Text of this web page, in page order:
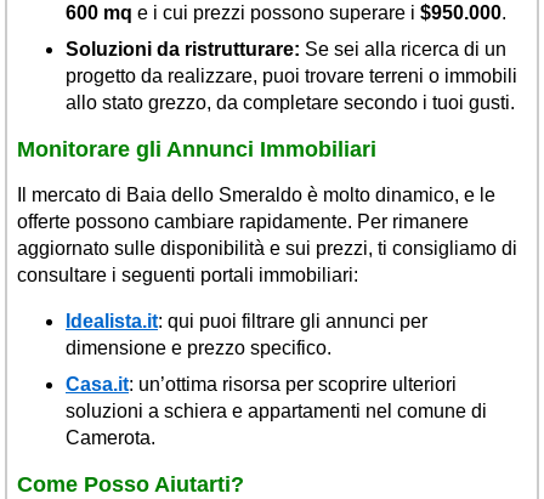
600 mq e i cui prezzi possono superare i $950.000.
Soluzioni da ristrutturare: Se sei alla ricerca di un
progetto da realizzare, puoi trovare terreni o immobili
allo stato grezzo, da completare secondo i tuoi gusti.
Monitorare gli Annunci Immobiliari
Il mercato di Baia dello Smeraldo è molto dinamico, e le
offerte possono cambiare rapidamente. Per rimanere
aggiornato sulle disponibilità e sui prezzi, ti consigliamo di
consultare i seguenti portali immobiliari:
Idealista.it: qui puoi filtrare gli annunci per
dimensione e prezzo specifico.
Casa.it: un’ottima risorsa per scoprire ulteriori
soluzioni a schiera e appartamenti nel comune di
Camerota.
Come Posso Aiutarti?